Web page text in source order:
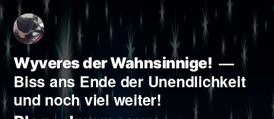
Zum
Inhalt
springen
Wyveres der Wahnsinnige!
Biss ans Ende der Unendlichkeit
und noch viel weiter!